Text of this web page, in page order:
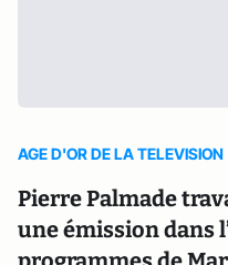
AGE D'OR DE LA TELEVISION
Pierre Palmade
une émission dans